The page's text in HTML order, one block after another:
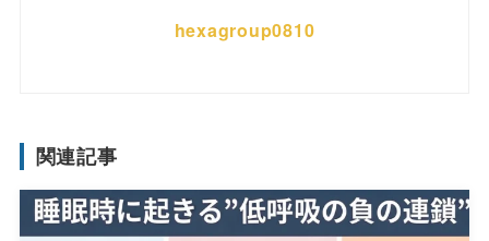
hexagroup0810
関連記事